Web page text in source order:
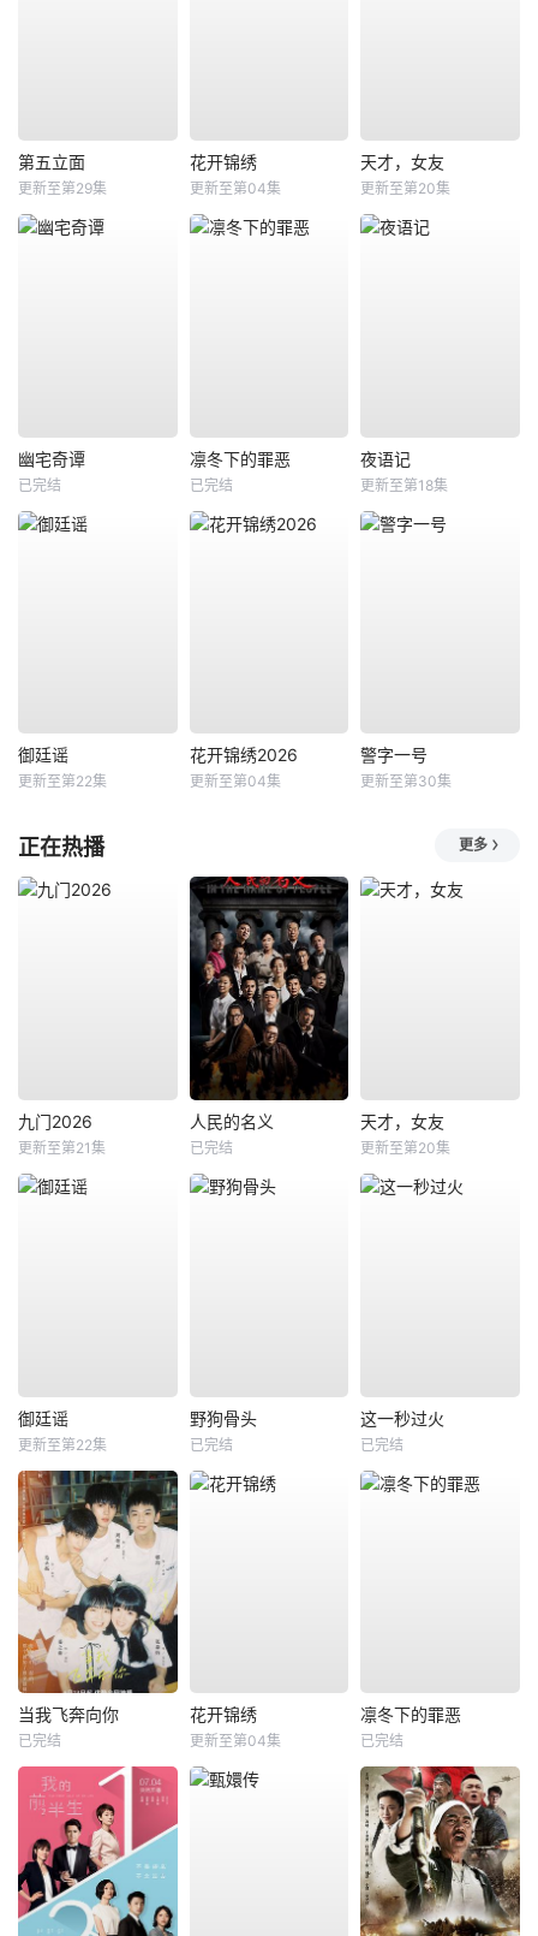
第五立面
更新至第29集
花开锦绣
更新至第04集
天才，女友
更新至第20集
幽宅奇谭
已完结
凛冬下的罪恶
已完结
夜语记
更新至第18集
御廷谣
更新至第22集
花开锦绣2026
更新至第04集
警字一号
更新至第30集
正在热播 更多
九门2026
更新至第21集
人民的名义
已完结
天才，女友
更新至第20集
御廷谣
更新至第22集
野狗骨头
已完结
这一秒过火
已完结
当我飞奔向你
已完结
花开锦绣
更新至第04集
凛冬下的罪恶
已完结